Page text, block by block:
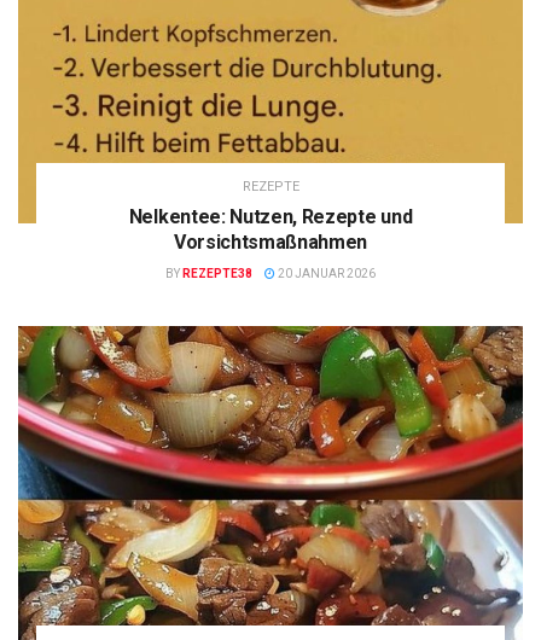
REZEPTE
Nelkentee: Nutzen, Rezepte und
Vorsichtsmaßnahmen
BY REZEPTE38 20 JANUAR 2026